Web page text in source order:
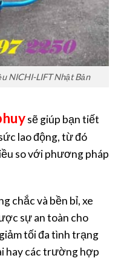
NICHI-LIFT Nhật Bản
sẽ giúp bạn tiết
lao động, từ đó
so với phương pháp
chắc và bền bỉ, xe
sự an toàn cho
tối đa tình trạng
hay các trường hợp